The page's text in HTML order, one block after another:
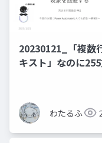
20230121_「複数
キスト」なのに
わたるふ